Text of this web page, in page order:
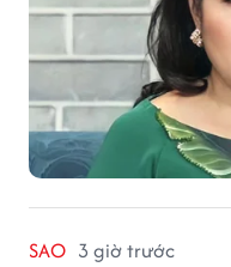
SAO 3 giờ trước